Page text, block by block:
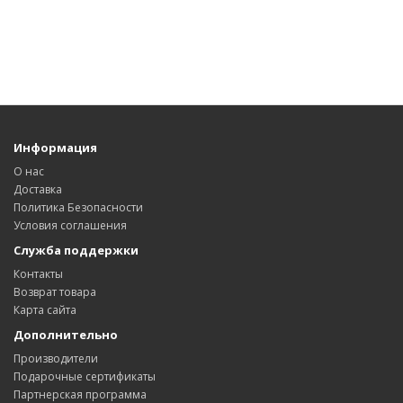
Информация
О нас
Доставка
Политика Безопасности
Условия соглашения
Служба поддержки
Контакты
Возврат товара
Карта сайта
Дополнительно
Производители
Подарочные сертификаты
Партнерская программа